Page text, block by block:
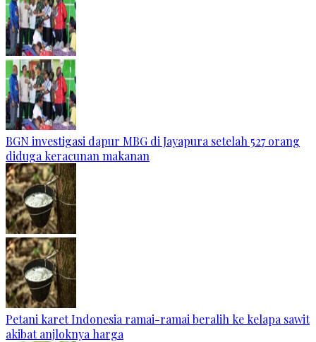
BGN investigasi dapur MBG di Jayapura setelah 527 orang
diduga keracunan makanan
Petani karet Indonesia ramai-ramai beralih ke kelapa sawit
akibat anjloknya harga